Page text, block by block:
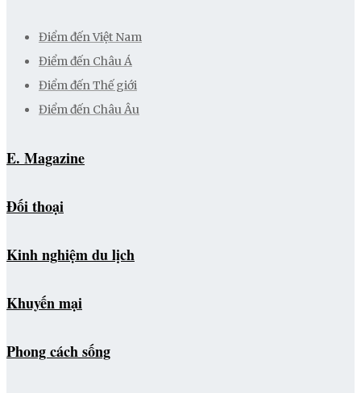
Điểm đến Việt Nam
Điểm đến Châu Á
Điểm đến Thế giới
Điểm đến Châu Âu
E. Magazine
Đối thoại
Kinh nghiệm du lịch
Khuyến mại
Phong cách sống